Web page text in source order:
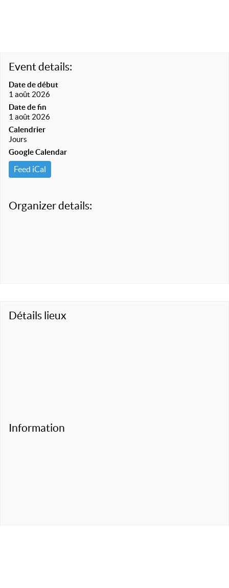
Event details:
Date de début
1 août 2026
Date de fin
1 août 2026
Calendrier
Jours
Google Calendar
Feed iCal
Organizer details:
Détails lieux
Information